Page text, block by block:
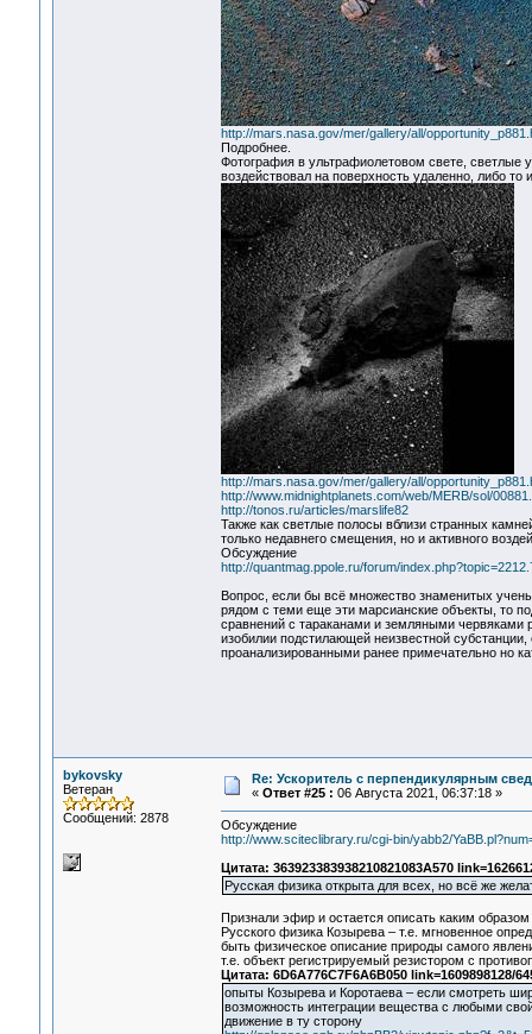
http://mars.nasa.gov/mer/gallery/all/
Подробнее.
Фотография в ультрафиолетовом свете, светлые
воздействовал на поверхность удаленно, либо то
http://mars.nasa.gov/mer/gallery/all/
http://www.midnightplanets.com/web/MERB/sol/
http://tonos.ru/articles/marslife82
Также как светлые полосы вблизи странных
только недавнего смещения, но и активного
Обсуждение
http://quantmag.ppole.ru/forum/
Вопрос, если бы всё множество знаменитых
рядом с теми еще эти марсианские объекты, то
сравнений с тараканами и земляными червяками
изобилии подстилающей неизвестной
проанализированными ранее примечательно но
bykovsky
Ветеран
Сообщений: 2878
Re: Ускоритель с перпендикулярным
« Ответ #25 : 06 Августа 2021, 06:37:18 »
Обсуждение
http://www.sciteclibrary.ru/cgi-bin/yabb2/
Цитата: 363923383938210821083A570
Русская физика открыта для всех, но всё же
Признали эфир и остается описать каким
Русского физика Козырева – т.е. мгновенное
быть физическое описание природы самого
т.е. объект регистрируемый резистором с
Цитата: 6D6A776C7F6A6B050 link=1609898128/
опыты Козырева и Коротаева – если смотреть
возможность интеграции вещества с любыми
движение в ту сторону